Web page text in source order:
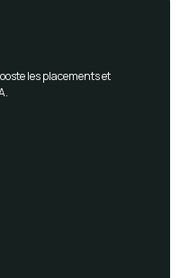
les placements et